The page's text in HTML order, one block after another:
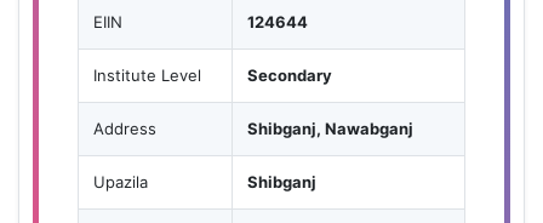
EIIN 124644
Institute Level Secondary
Address Shibganj, Nawabganj
Upazila Shibganj